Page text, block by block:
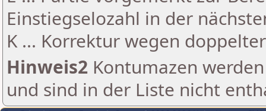
Einstiegselozahl in der
K ... Korrektur wegen
Hinweis2 Kontumazen
und sind in der Liste nicht